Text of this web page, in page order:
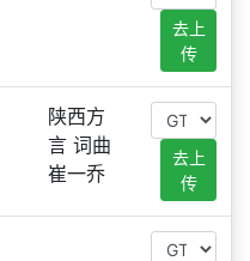
去上
传
陕西方
言 词曲
崔一乔
去上
传